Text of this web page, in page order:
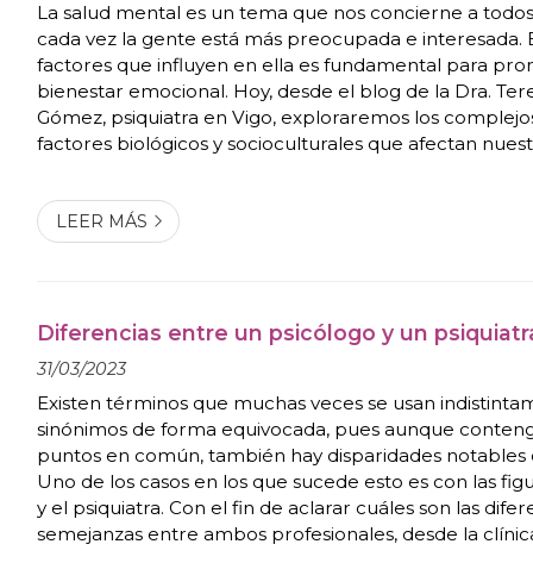
La salud mental es un tema que nos concierne a
cada vez la gente está más preocupada e interesada.
factores que influyen en ella es fundamental para
bienestar emocional. Hoy, desde el blog de la Dra.
Gómez, psiquiatra en Vigo, exploraremos los
factores biológicos y socioculturales que afectan
emociones y pensamientos, y su func...
LEER MÁS
Diferencias entre un psicólogo y un
31/03/2023
Existen términos que muchas veces se usan
sinónimos de forma equivocada, pues aunque
puntos en común, también hay disparidades
Uno de los casos en los que sucede esto es con las
y el psiquiatra. Con el fin de aclarar cuáles son las
semejanzas entre ambos profesionales, desde la